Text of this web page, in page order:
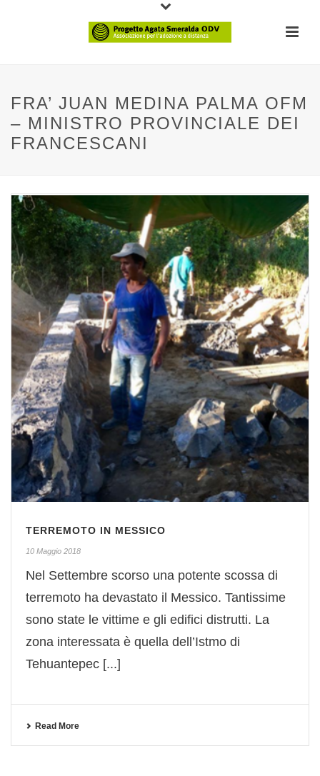
FRA’ JUAN MEDINA PALMA OFM
– MINISTRO PROVINCIALE DEI
FRANCESCANI
TERREMOTO IN MESSICO
10 Maggio 2018
Nel Settembre scorso una potente scossa di
terremoto ha devastato il Messico. Tantissime
sono state le vittime e gli edifici distrutti. La
zona interessata è quella dell’Istmo di
Tehuantepec [...]
Read More